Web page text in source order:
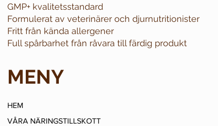
GMP+ kvalitetsstandard
Formulerat av veterinärer och djurnutritionister
Fritt från kända allergener
Full spårbarhet från råvara till färdig produkt
MENY
HEM
VÅRA NÄRINGSTILLSKOTT